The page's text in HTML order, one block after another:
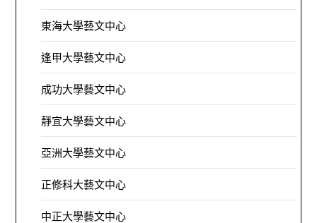
東海大學藝文中心
逢甲大學藝文中心
成功大學藝文中心
靜宜大學藝文中心
亞洲大學藝文中心
正修科大藝文中心
中正大學藝文中心